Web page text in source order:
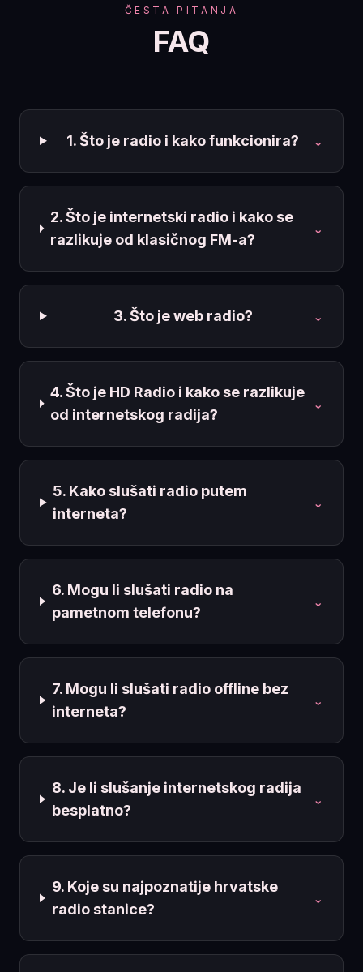
ČESTA PITANJA
FAQ
1. Što je radio i kako funkcionira? ⌄
2. Što je internetski radio i kako se
razlikuje od klasičnog FM-a?
⌄
3. Što je web radio? ⌄
4. Što je HD Radio i kako se razlikuje
od internetskog radija?
⌄
5. Kako slušati radio putem
interneta?
⌄
6. Mogu li slušati radio na
pametnom telefonu?
⌄
7. Mogu li slušati radio offline bez
interneta?
⌄
8. Je li slušanje internetskog radija
besplatno?
⌄
9. Koje su najpoznatije hrvatske
radio stanice?
⌄